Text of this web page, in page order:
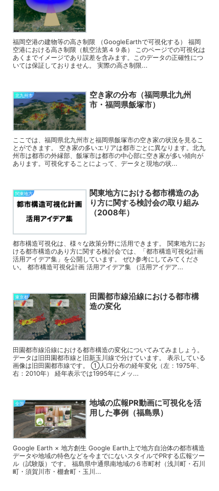
福岡空港の建物等の高さ制限 （GoogleEarthで可視化する） 福岡
空港における高さ制限（航空法第４９条） このページでの可視化は
あくまでイメージであり誤差を含みます。このデータの正確性につ
いては保証しておりません。 実際の高さ制限...
北九州市
空き家の分布（福岡県北九州
市・福岡県飯塚市）
ここでは、福岡県北九州市と福岡県飯塚市の空き家の状況を見るこ
とができます。 空き家の多いエリアは都市ごとに異なります。北九
州市は都市の外縁部、飯塚市は都市の中心部に空き家が多い傾向が
あります。可視化することによって、データと現地の状...
関東地方
関東地方における都市構造のあ
り方に関する検討会の取り組み
（2008年）
都市構造可視化は、様々な政策分野に活用できます。 関東地方にお
ける都市構造のあり方に関する検討会では、「都市構造可視化計画
活用アイデア集」を公開しています。 ぜひ参考にしてみてくださ
い。 都市構造可視化計画 活用アイデア集 （活用アイデア...
東京都
田園都市線沿線における都市構
造の変化
田園都市線沿線における都市構造の変化についてみてみましょう。
データは旧田園都市線と旧新玉川線で分けています。 表示している
画像は旧田園都市線です。 ①人口分布の経年変化（左：1975年、
右：2010年） 経年表示では1995年にメッ...
全国
地域の広報PR動画に可視化を活
用した事例（福島県）
Google Earth × 地方創生 Google Earth上で地方自治体の都市構造
データや地域の特色などを今までにないスタイルでPRする広報ツー
ル（試験版）です。 福島県中通県南地域の６市町村（浅川町・石川
町・須賀川市・棚倉町・玉川...